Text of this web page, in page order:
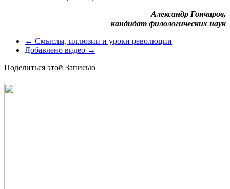
Александр Гончаров,
кандидат филологических наук
← Смыслы, иллюзии и уроки революции
Добавлено видео →
Поделиться этой Записью